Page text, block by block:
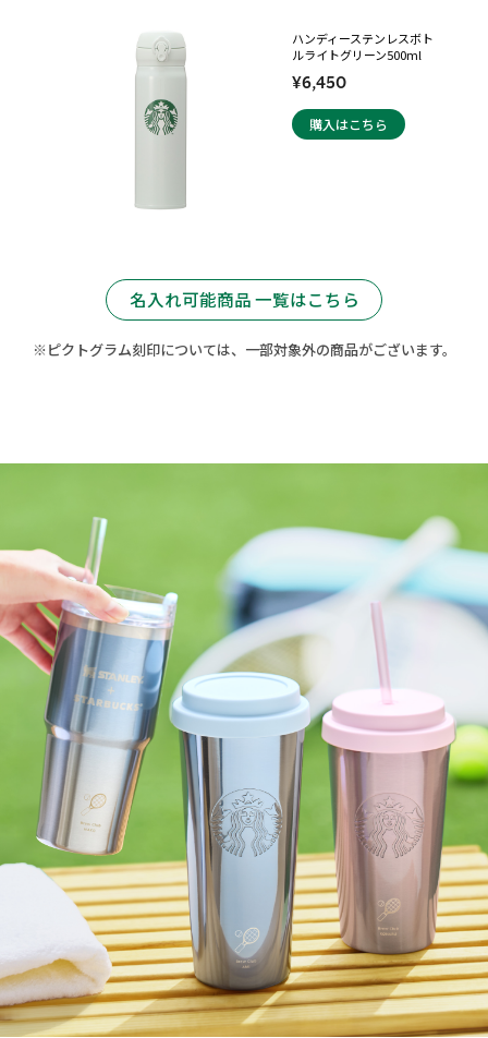
ハンディーステンレスボト
ルライトグリーン500ml
¥6,450
購入はこちら
名入れ可能商品 一覧はこちら
※ピクトグラム刻印については、一部対象外の商品がございます。